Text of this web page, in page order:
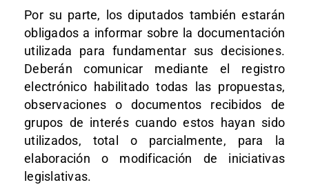
Por su parte, los diputados también estarán
obligados a informar sobre la documentación
utilizada para fundamentar sus decisiones.
Deberán comunicar mediante el registro
electrónico habilitado todas las propuestas,
observaciones o documentos recibidos de
grupos de interés cuando estos hayan sido
utilizados, total o parcialmente, para la
elaboración o modificación de iniciativas
legislativas.